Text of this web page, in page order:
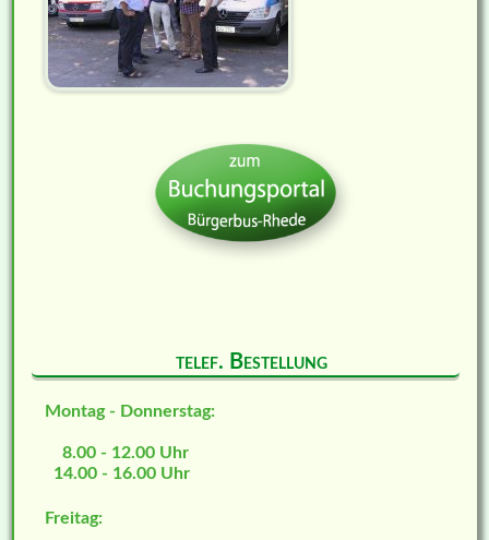
telef. Bestellung
Montag - Donnerstag:
8.00 - 12.00 Uhr
14.00 - 16.00 Uhr
Freitag: